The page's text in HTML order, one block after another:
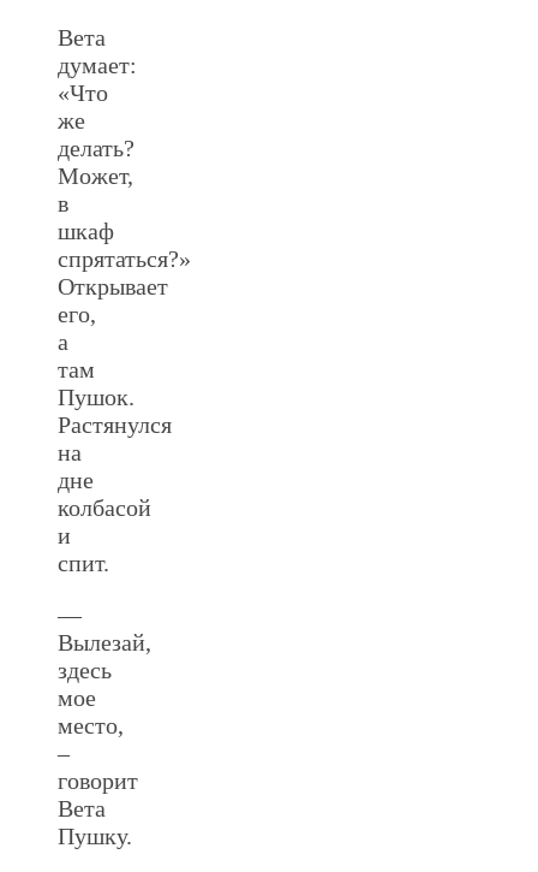
Вета
думает:
«Что
же
делать?
Может,
в
шкаф
спрятаться?»
Открывает
его,
а
там
Пушок.
Растянулся
на
дне
колбасой
и
спит.
—
Вылезай,
здесь
мое
место,
–
говорит
Вета
Пушку.